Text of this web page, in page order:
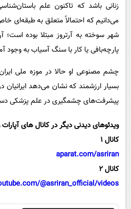
زنانی باشد که تاکنون علم
می‌دانیم که احتمالاً متعلق به طبقه‌ای
شهر سوخته به آرتروز مبتلا بوده است؛
پارچه‌بافی یا کار با سنگ آسیاب به وجود
چشم مصنوعی او حالا در موزه ملی
پیشرفت‌های چشمگیری در علم پزشکی
ویدئوهای دیدنی دیگر در کانال های
کانال 1
aparat.com/asriran
کانال 2
@asriran_official/videos